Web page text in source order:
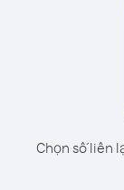
Chọn số liên